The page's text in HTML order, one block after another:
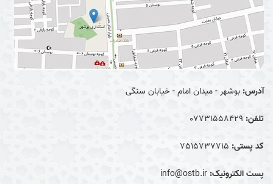
آدرس: بوشهر - میدان امام - خیابان سنگی
تلفن: 07731558429
کد پستی: 7515737715
پست الکترونیک: info@ostb.ir